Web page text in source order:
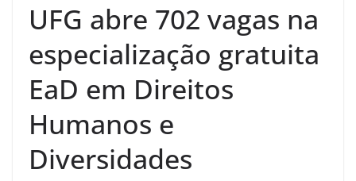
UFG abre 702 vagas na
especialização gratuita
EaD em Direitos
Humanos e
Diversidades